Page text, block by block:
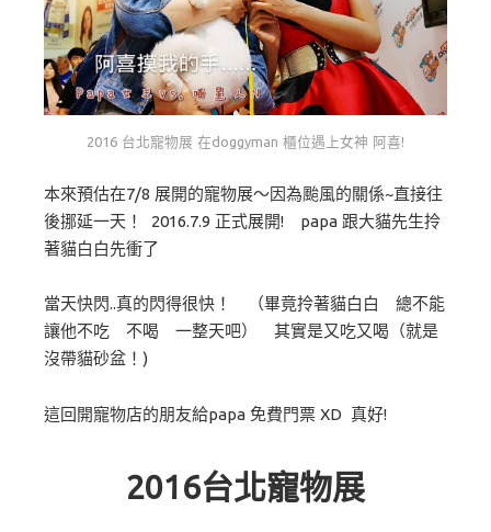
2016 台北寵物展 在doggyman 櫃位遇上女神 阿喜!
本來預估在7/8 展開的寵物展～因為颱風的關係~直接往
後挪延一天！ 2016.7.9 正式展開! papa 跟大貓先生拎
著貓白白先衝了
當天快閃..真的閃得很快！ （畢竟拎著貓白白 總不能
讓他不吃 不喝 一整天吧） 其實是又吃又喝（就是
沒帶貓砂盆！)
這回開寵物店的朋友給papa 免費門票 XD 真好!
2016台北寵物展